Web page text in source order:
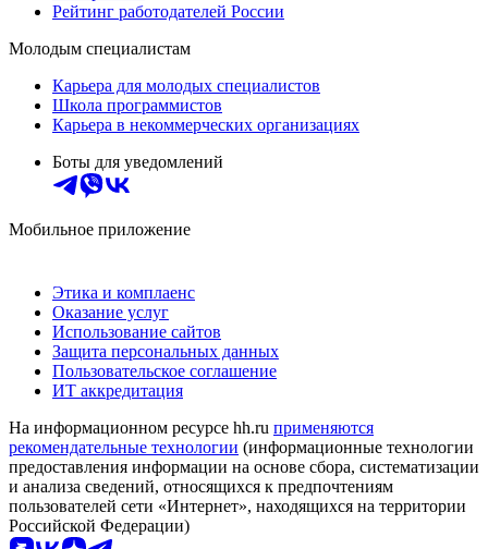
Рейтинг работодателей России
Молодым специалистам
Карьера для молодых специалистов
Школа программистов
Карьера в некоммерческих организациях
Боты для уведомлений
Мобильное приложение
Этика и комплаенс
Оказание услуг
Использование сайтов
Защита персональных данных
Пользовательское соглашение
ИТ аккредитация
На информационном ресурсе hh.ru применяются
рекомендательные технологии (информационные технологии
предоставления информации на основе сбора, систематизации
и анализа сведений, относящихся к предпочтениям
пользователей сети «Интернет», находящихся на территории
Российской Федерации)